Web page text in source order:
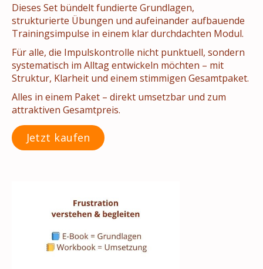
Dieses Set bündelt fundierte Grundlagen,
strukturierte Übungen und aufeinander aufbauende
Trainingsimpulse in einem klar durchdachten Modul.
Für alle, die Impulskontrolle nicht punktuell, sondern
systematisch im Alltag entwickeln möchten – mit
Struktur, Klarheit und einem stimmigen Gesamtpaket.
Alles in einem Paket – direkt umsetzbar und zum
attraktiven Gesamtpreis.
Jetzt kaufen